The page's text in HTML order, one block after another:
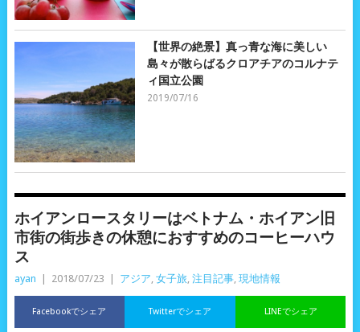
【世界の絶景】真っ青な海に美しい
島々が散らばるクロアチアのコルナテ
ィ国立公園
2019/07/16
ホイアンロースタリーはベトナム・ホイアン旧
市街の街歩きの休憩におすすめのコーヒーハウ
ス
ayan | 2018/07/23 | アジア 女子旅, 注目記事, 現地情報
Facebookでシェア LINEでシェア
Twitterでシェア